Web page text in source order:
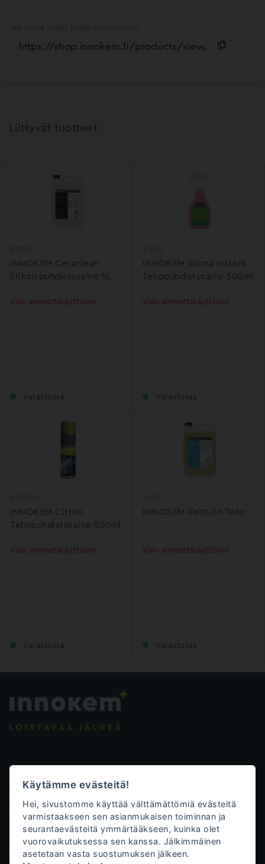
Liittyvät tuotteet
INNOKEM Ceraclean
Erikoispuhdistusaine 5L
Varastossa
Vain ammattikäyttöön!
INNOKEM Voima Instant
Tehopuhdistusaine 500ml
Varastossa
Vain ammattikäyttöön!
INNOKEM Citron
Tehopuhdistusaine 500ml
Varastossa
Vain ammattikäyttöön!
INNOKEM Keittiön Teho
Varastossa
Vain ammattikäyttöön!
Evästeasetukset
Tietosuojalauseke
Toimitusehdot
Innokem Oy
Väliköntie 10
Käytämme evästeitä!
Hei, sivustomme käyttää välttämättömiä evästeitä
varmistaakseen sen asianmukaisen toiminnan ja
seurantaevästeitä ymmärtääkseen, kuinka olet
vuorovaikutuksessa sen kanssa. Jälkimmäinen
asetetaan vasta suostumuksen jälkeen.